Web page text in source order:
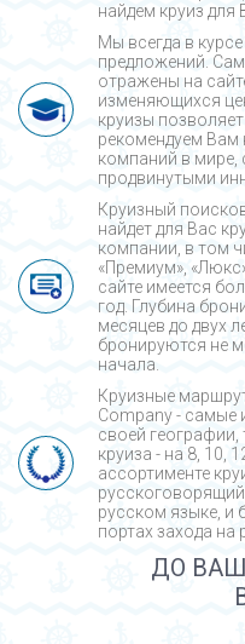
найдем круиз для
Мы всегда в
предложений.
отражены на
изменяющихся
круизы
рекомендуем Вам
компаний в
продвинутыми
Круизный
найдет для Вас
компании, в том
«Премиум»,
сайте имеется
год. Глубина
месяцев до двух
бронируются не
начала.
Круизные
Company - cамые
своей
круиза - на 8, 10,
ассортименте
русском языке, и
портах захода на
ДО